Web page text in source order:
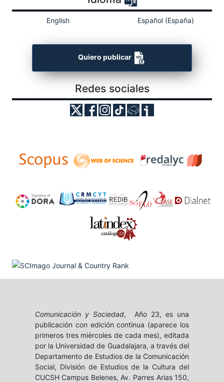
English Español (España)
Quiero publicar
Redes sociales
Comunicación y Sociedad, Año 23, es una
publicación con edición continua (aparece los
primeros tres miércoles de cada mes), editada
por la Universidad de Guadalajara, a través del
Departamento de Estudios de la Comunicación
Social, División de Estudios de la Cultura del
CUCSH Campus Belenes, Av. Parres Arias 150,